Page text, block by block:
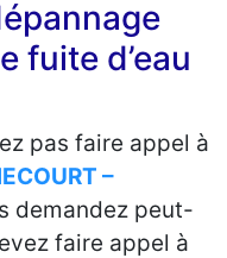
fuite d’eau
pas faire appel à
–
demandez peut-
faire appel à